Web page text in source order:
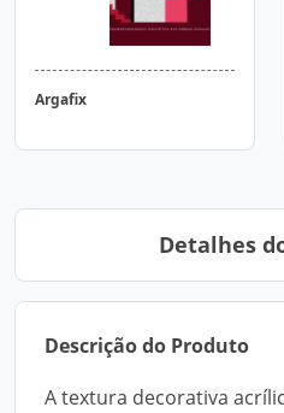
Argafix
Detalhes
Descrição do Produto
A textura decorativa